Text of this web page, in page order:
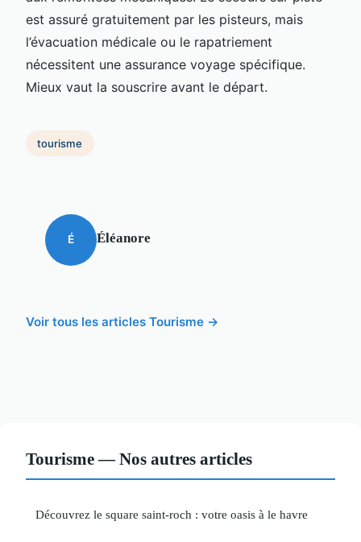
est assuré gratuitement par les pisteurs, mais
l’évacuation médicale ou le rapatriement
nécessitent une assurance voyage spécifique.
Mieux vaut la souscrire avant le départ.
tourisme
É Éléanore
Voir tous les articles Tourisme →
Tourisme — Nos autres articles
Découvrez le square saint-roch : votre oasis à le havre